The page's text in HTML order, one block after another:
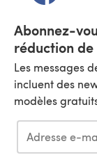
Abonnez-
réduction de
Les messages
incluent des
modèles